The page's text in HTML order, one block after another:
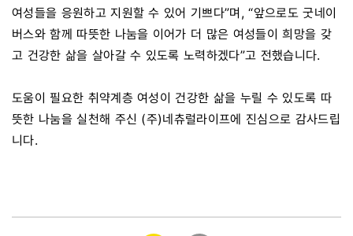
여성들을 응원하고 지원할 수 있어 기쁘다”며, “앞으로도 굿네이
버스와 함께 따뜻한 나눔을 이어가 더 많은 여성들이 희망을 갖
고 건강한 삶을 살아갈 수 있도록 노력하겠다”고 전했습니다.
도움이 필요한 취약계층 여성이 건강한 삶을 누릴 수 있도록 따
뜻한 나눔을 실천해 주신 (주)네츄럴라이프에 진심으로 감사드립
니다.